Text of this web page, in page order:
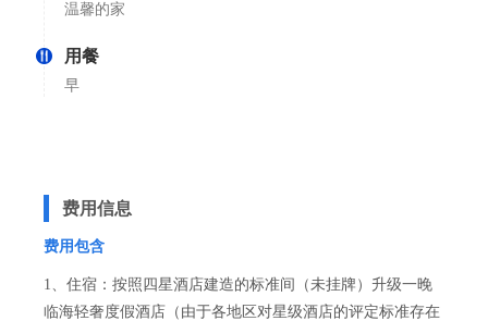
温馨的家
用餐
早
费用信息
费用包含
1、住宿：按照四星酒店建造的标准间（未挂牌）升级一晚
临海轻奢度假酒店（由于各地区对星级酒店的评定标准存在